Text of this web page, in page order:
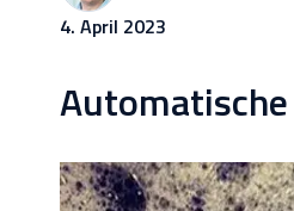
4. April 2023